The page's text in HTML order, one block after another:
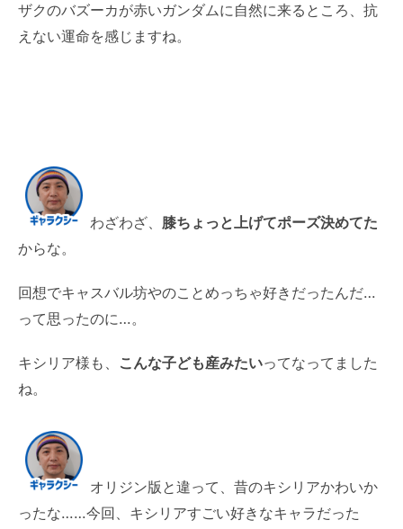
ザクのバズーカが赤いガンダムに自然に来るところ、抗
えない運命を感じますね。
わざわざ、 膝ちょっと上げてポーズ決めてた
からな。
回想でキャスバル坊やのことめっちゃ好きだったんだ…
って思ったのに…。
キシリア様も、 こんな子ども産みたいってなってました
ね。
オリジン版と違って、昔のキシリアかわいか
ったな……今回、キシリアすごい好きなキャラだった